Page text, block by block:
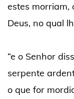
estes morriam,
Deus, no qual
“e o Senhor
serpente
o que for